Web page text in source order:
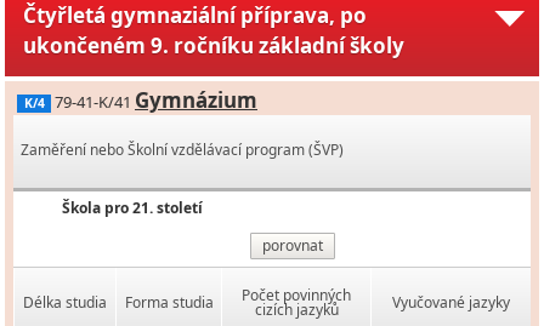
Čtyřletá gymnaziální příprava, po
ukončeném 9. ročníku základní školy
K/4 79-41-K/41 Gymnázium
Zaměření nebo Školní vzdělávací program (ŠVP)
Škola pro 21. století
porovnat
Délka studia Forma studia Počet povinných
cizích jazyků Vyučované jazyky